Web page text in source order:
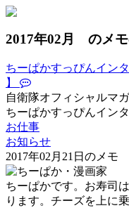
2017年02月 のメ
ちーぱかすっぴんイン
】
自衛隊オフィシャルマ
ちーぱかすっぴんイン
お仕事
お知らせ
2017年02月21日のメモ
ちーぱかです。お寿司
ります。チーズを上に